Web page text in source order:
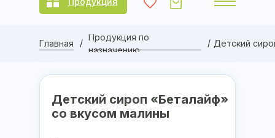
Главная /
Продукция по
назначению
/ Детский
Детский сироп «Беталайф»
со вкусом малины